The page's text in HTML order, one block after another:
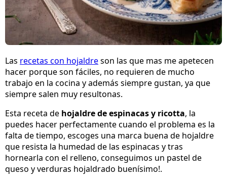
Las recetas con hojaldreson las que mas me apetecen
hacer porque son fáciles, no requieren de mucho
trabajo en la cocina y además siempre gustan, ya que
siempre salen muy resultonas.
Esta receta de hojaldre de espinacas y ricotta, la
puedes hacer perfectamente cuando el problema es la
falta de tiempo, escoges una marca buena de hojaldre
que resista la humedad de las espinacas y tras
hornearla con el relleno, conseguimos un pastel de
queso y verduras hojaldrado buenísimo!.